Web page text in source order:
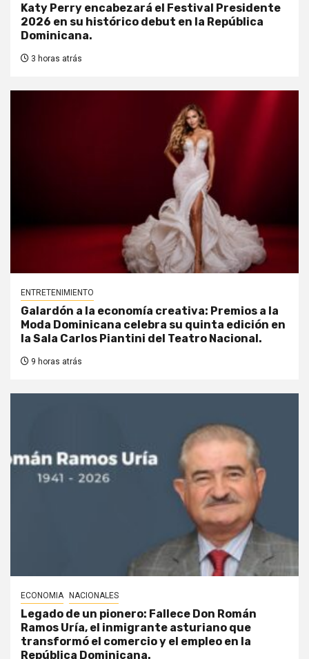
Katy Perry encabezará el Festival Presidente
2026 en su histórico debut en la República
Dominicana.
3 horas atrás
ENTRETENIMIENTO
Galardón a la economía creativa: Premios a la
Moda Dominicana celebra su quinta edición en
la Sala Carlos Piantini del Teatro Nacional.
9 horas atrás
ECONOMIA NACIONALES
Legado de un pionero: Fallece Don Román
Ramos Uría, el inmigrante asturiano que
transformó el comercio y el empleo en la
República Dominicana.